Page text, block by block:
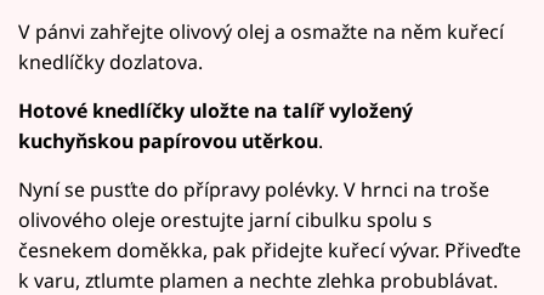
V pánvi zahřejte olivový olej a osmažte na něm kuřecí
knedlíčky dozlatova.
Hotové knedlíčky uložte na talíř vyložený
kuchyňskou papírovou utěrkou.
Nyní se pusťte do přípravy polévky. V hrnci na troše
olivového oleje orestujte jarní cibulku spolu s
česnekem doměkka, pak přidejte kuřecí vývar. Přiveďte
k varu, ztlumte plamen a nechte zlehka probublávat.